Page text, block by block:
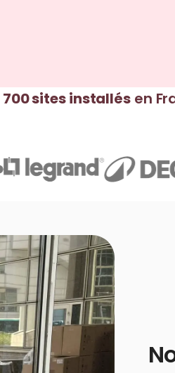
700 sites installésen